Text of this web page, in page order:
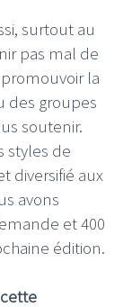
surtout au
pas mal de
la
des groupes
soutenir.
styles de
diversifié aux
avons
et 400
édition.